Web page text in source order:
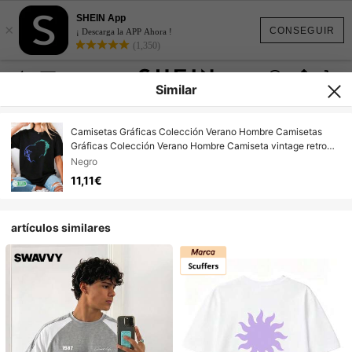
CONSEGUIR
×
SHEIN App
¡ Descarga la APP Ahora !
(1,350)
Similar
Camisetas Gráficas Colección Verano Hombre Camisetas
Gráficas Colección Verano Hombre Camiseta vintage retro
con diseño de pareja de anime, motivo cyberpunk negro y
azul, unisex 100% algodón
Negro
11,11€
artículos similares